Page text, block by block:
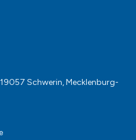
Schwerin, Mecklenburg-